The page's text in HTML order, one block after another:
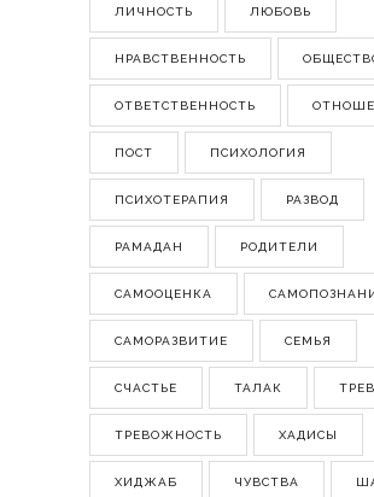
ЛИЧНОСТЬ ЛЮБОВЬ
НРАВСТВЕННОСТЬ
ОТВЕТСТВЕННОСТЬ
ПОСТ ПСИХОЛОГИЯ
ПСИХОТЕРАПИЯ РАЗВОД
РАМАДАН РОДИТЕЛИ
САМООЦЕНКА
САМОРАЗВИТИЕ СЕМЬЯ
СЧАСТЬЕ ТАЛАК
ТРЕВОЖНОСТЬ ХАДИСЫ
ХИДЖАБ ЧУВСТВА